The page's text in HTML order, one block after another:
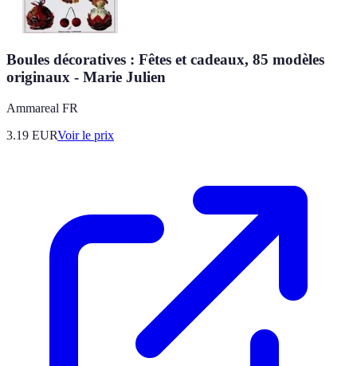
Boules décoratives : Fêtes et cadeaux, 85 modèles
originaux - Marie Julien
Ammareal FR
3.19 EURVoir le prix